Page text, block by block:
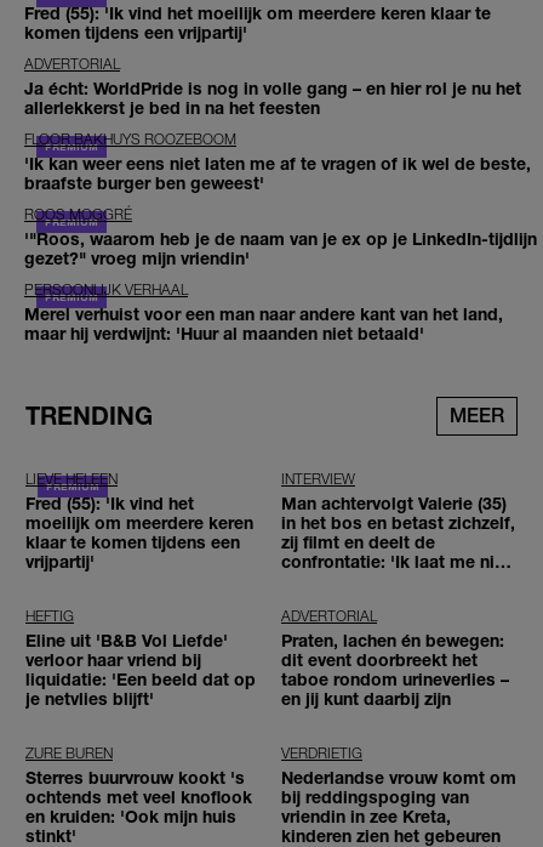
Fred (55): 'Ik vind het moeilijk om meerdere keren klaar te
komen tijdens een vrijpartij'
ADVERTORIAL
Ja écht: WorldPride is nog in volle gang – en hier rol je nu het
allerlekkerst je bed in na het feesten
FLOOR BAKHUYS ROOZEBOOM
'Ik kan weer eens niet laten me af te vragen of ik wel de beste,
braafste burger ben geweest'
ROOS MOGGRÉ
'"Roos, waarom heb je de naam van je ex op je LinkedIn-tijdlijn
gezet?" vroeg mijn vriendin'
PERSOONLIJK VERHAAL
Merel verhuist voor een man naar andere kant van het land,
maar hij verdwijnt: 'Huur al maanden niet betaald'
TRENDING MEER
LIEVE HELEEN
Fred (55): 'Ik vind het
moeilijk om meerdere keren
klaar te komen tijdens een
vrijpartij'
INTERVIEW
Man achtervolgt Valerie (35)
in het bos en betast zichzelf,
zij filmt en deelt de
confrontatie: 'Ik laat me niet
HEFTIG
Eline uit 'B&B Vol Liefde'
verloor haar vriend bij
liquidatie: 'Een beeld dat op
je netvlies blijft'
ADVERTORIAL
Praten, lachen én bewegen:
dit event doorbreekt het
taboe rondom urineverlies –
en jij kunt daarbij zijn
ZURE BUREN
Sterres buurvrouw kookt 's
ochtends met veel knoflook
en kruiden: 'Ook mijn huis
stinkt'
VERDRIETIG
Nederlandse vrouw komt om
bij reddingspoging van
vriendin in zee Kreta,
kinderen zien het gebeuren